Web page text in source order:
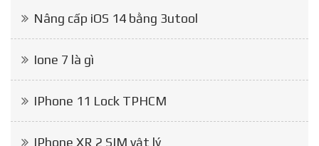
Nâng cấp iOS 14 bằng 3utool
Ione 7 là gì
IPhone 11 Lock TPHCM
IPhone XR 2 SIM vật lý